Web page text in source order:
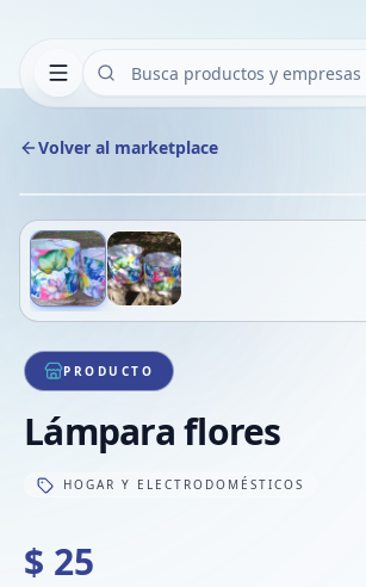
Volver al marketplace
1/2
PRODUCTO
Lámpara flores
HOGAR Y ELECTRODOMÉSTICOS
$ 25